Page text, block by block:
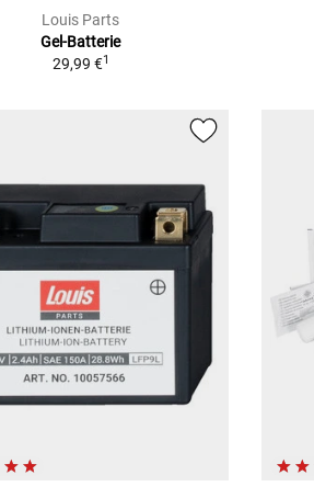
Louis Parts
Gel-Batterie
29,99 €1